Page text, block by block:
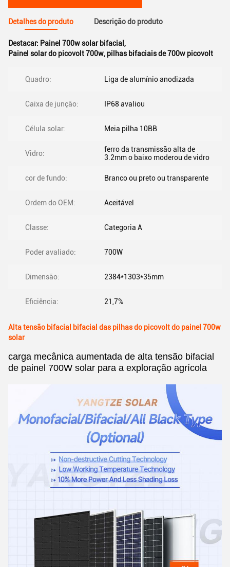
Detalhes do produto Descrição do produto
Destacar: Painel 700w solar bifacial ,
Painel solar do picovolt 700w, pilhas bifaciais de 700w picovolt
Quadro: Liga de alumínio anodizada
Caixa de junção: IP68 avaliou
Célula solar: Meia pilha 10BB
Vidro:
ferro da transmissão alta de
3.2mm o baixo moderou de vidro
cor de fundo: Branco ou preto ou transparente
Ordem do OEM: Aceitável
Classe: Categoria A
Poder avaliado: 700W
Dimensão: 2384*1303*35mm
Eficiência: 21,7%
Alta tensão bifacial bifacial das pilhas do picovolt do painel 700w
solar
carga mecânica aumentada de alta tensão bifacial
de painel 700W solar para a exploração agrícola